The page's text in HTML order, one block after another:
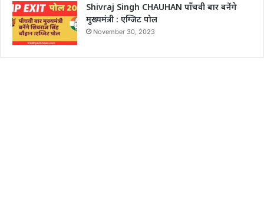
Shivraj Singh CHAUHAN पाँचवी बार बनेंगे
मुख्यमंत्री : एग्जिट पोल
November 30, 2023